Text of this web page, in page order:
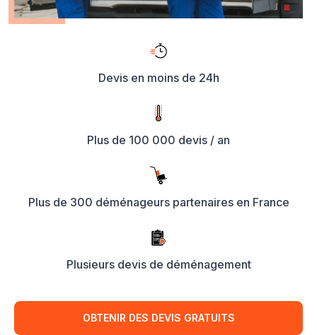
Devis en moins de 24h
Plus de 100 000 devis / an
Plus de 300 déménageurs partenaires en France
Plusieurs devis de déménagement
OBTENIR DES DEVIS GRATUITS